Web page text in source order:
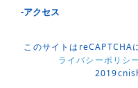
-アクセス
このサイトはreCAPTCHA
ライバシーポリシー